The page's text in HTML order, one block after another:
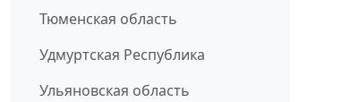
Тюменская область
Удмуртская Республика
Ульяновская область